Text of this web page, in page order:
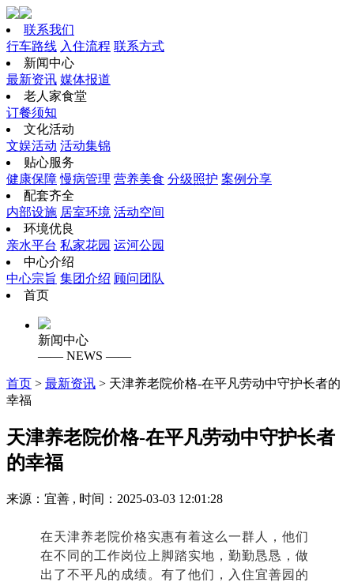
联系我们
行车路线 入住流程 联系方式
新闻中心
最新资讯 媒体报道
老人家食堂
订餐须知
文化活动
文娱活动 活动集锦
贴心服务
健康保障 慢病管理 营养美食 分级照护 案例分享
配套齐全
内部设施 居室环境 活动空间
环境优良
亲水平台 私家花园 运河公园
中心介绍
中心宗旨 集团介绍 顾问团队
首页
新闻中心
—— NEWS ——
首页 > 最新资讯 > 天津养老院价格-在平凡劳动中守护长者的
幸福
天津养老院价格-在平凡劳动中守护长者
的幸福
来源：宜善 , 时间：2025-03-03 12:01:28
在天津养老院价格实惠有着这么一群人，他们
在不同的工作岗位上脚踏实地，勤勤恳恳，做
出了不平凡的成绩。有了他们，入住宜善园的